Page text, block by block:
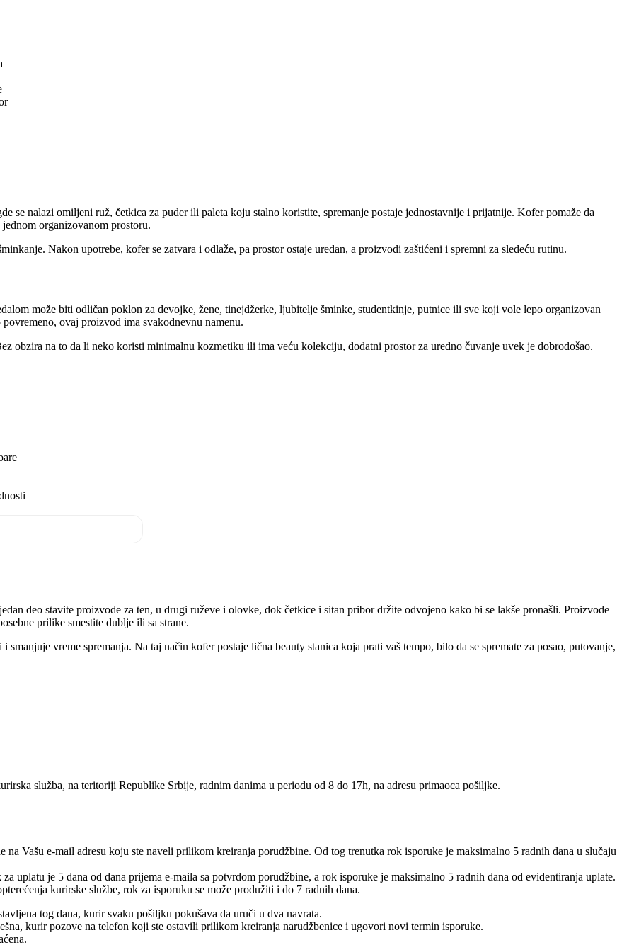
se nalazi omiljeni ruž, četkica za puder ili paleta koju stalno koristite, spremanje postaje jednostavnije i prijatnije. Kofer pomaže da
organizovanom prostoru.
Nakon upotrebe, kofer se zatvara i odlaže, pa prostor ostaje uredan, a proizvodi zaštićeni i spremni za sledeću rutinu.
može biti odličan poklon za devojke, žene, tinejdžerke, ljubitelje šminke, studentkinje, putnice ili sve koji vole lepo organizovan
ovaj proizvod ima svakodnevnu namenu.
obzira na to da li neko koristi minimalnu kozmetiku ili ima veću kolekciju, dodatni prostor za uredno čuvanje uvek je dobrodošao.
deo stavite proizvode za ten, u drugi ruževe i olovke, dok četkice i sitan pribor držite odvojeno kako bi se lakše pronašli. Proizvode
prilike smestite dublje ili sa strane.
vreme spremanja. Na taj način kofer postaje lična beauty stanica koja prati vaš tempo, bilo da se spremate za posao, putovanje,
služba, na teritoriji Republike Srbije, radnim danima u periodu od 8 do 17h, na adresu primaoca pošiljke.
Vašu e-mail adresu koju ste naveli prilikom kreiranja porudžbine. Od tog trenutka rok isporuke je maksimalno 5 radnih dana u slučaju
uplatu je 5 dana od dana prijema e-maila sa potvrdom porudžbine, a rok isporuke je maksimalno 5 radnih dana od evidentiranja uplate.
kurirske službe, rok za isporuku se može produžiti i do 7 radnih dana.
tog dana, kurir svaku pošiljku pokušava da uruči u dva navrata.
kurir pozove na telefon koji ste ostavili prilikom kreiranja narudžbenice i ugovori novi termin isporuke.